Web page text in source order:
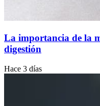
La importancia de la
digestión
Hace 3 días